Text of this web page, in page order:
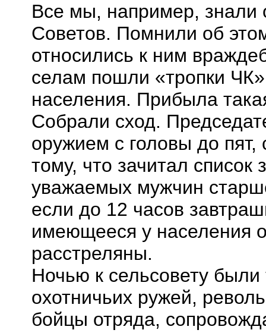
Все мы, например, знали
Советов. Помнили об
относились к ним
селам пошли «тропки
населения. Прибыла
Собрали сход.
оружием с головы до пят,
тому, что зачитал
уважаемых мужчин
если до 12 часов
имеющееся у населения
расстреляны.
Ночью к сельсовету
охотничьих ружей,
бойцы отряда,